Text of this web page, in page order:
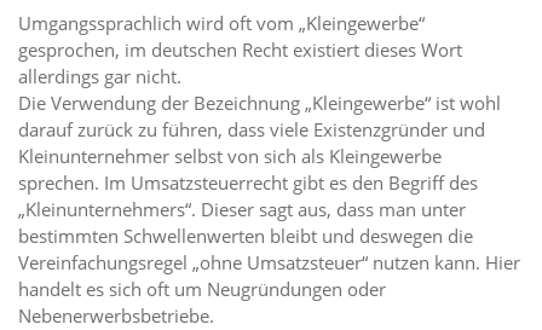
Umgangssprachlich wird oft vom „Kleingewerbe“
gesprochen, im deutschen Recht existiert dieses Wort
allerdings gar nicht.
Die Verwendung der Bezeichnung „Kleingewerbe“ ist wohl
darauf zurück zu führen, dass viele Existenzgründer und
Kleinunternehmer selbst von sich als Kleingewerbe
sprechen. Im Umsatzsteuerrecht gibt es den Begriff des
„Kleinunternehmers“. Dieser sagt aus, dass man unter
bestimmten Schwellenwerten bleibt und deswegen die
Vereinfachungsregel „ohne Umsatzsteuer“ nutzen kann. Hier
handelt es sich oft um Neugründungen oder
Nebenerwerbsbetriebe.